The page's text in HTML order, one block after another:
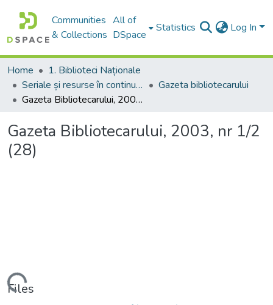
Communities
& Collections
All of
DSpace
Statistics Log In
Home
1. Biblioteci Naționale
Seriale și resurse în continuare
Gazeta bibliotecarului
Gazeta Bibliotecarului, 2003, nr 1/2 (28)
Gazeta Bibliotecarului, 2003, nr 1/2
(28)
Loading...
Files